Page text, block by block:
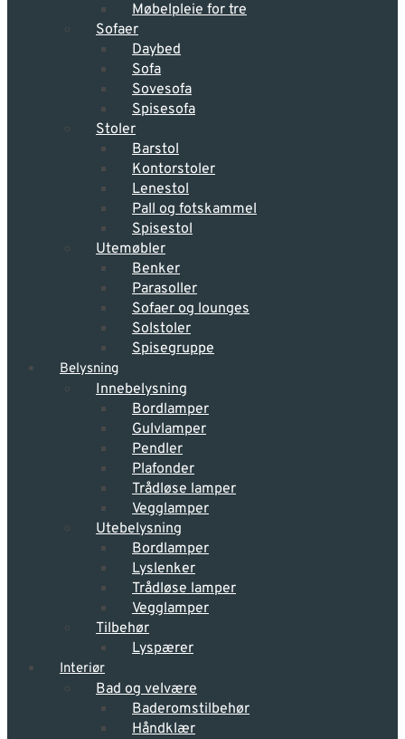
Møbelpleie for tre
Sofaer
Daybed
Sofa
Sovesofa
Spisesofa
Stoler
Barstol
Kontorstoler
Lenestol
Pall og fotskammel
Spisestol
Utemøbler
Benker
Parasoller
Sofaer og lounges
Solstoler
Spisegruppe
Belysning
Innebelysning
Bordlamper
Gulvlamper
Pendler
Plafonder
Trådløse lamper
Vegglamper
Utebelysning
Bordlamper
Lyslenker
Trådløse lamper
Vegglamper
Tilbehør
Lyspærer
Interiør
Bad og velvære
Baderomstilbehør
Håndklær